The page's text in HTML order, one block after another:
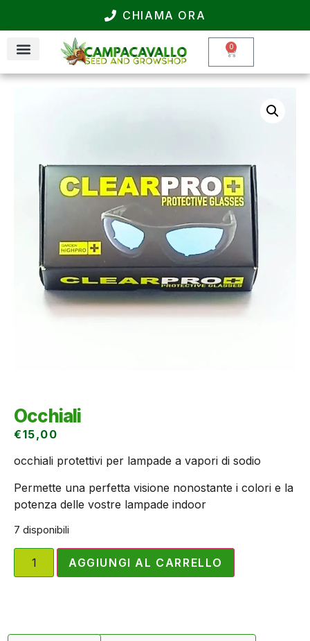
CHIAMA ORA
0
Occhiali
€15,00
occhiali protettivi per lampade a vapori di sodio
Permette una perfetta visione nonostante i colori e la
potenza delle vostre lampade indoor
7 disponibili
AGGIUNGI AL CARRELLO